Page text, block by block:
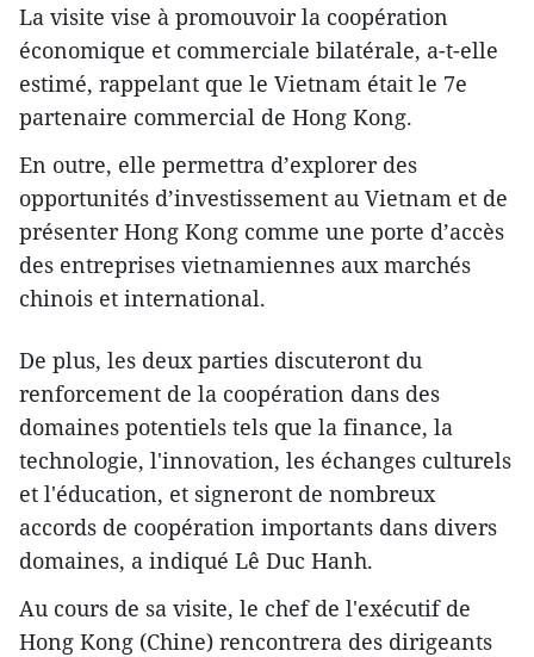
La visite vise à promouvoir la coopération
économique et commerciale bilatérale, a-t-elle
estimé, rappelant que le Vietnam était le 7e
partenaire commercial de Hong Kong.
En outre, elle permettra d’explorer des
opportunités d’investissement au Vietnam et de
présenter Hong Kong comme une porte d’accès
des entreprises vietnamiennes aux marchés
chinois et international.
De plus, les deux parties discuteront du
renforcement de la coopération dans des
domaines potentiels tels que la finance, la
technologie, l'innovation, les échanges culturels
et l'éducation, et signeront de nombreux
accords de coopération importants dans divers
domaines, a indiqué Lê Duc Hanh.
Au cours de sa visite, le chef de l'exécutif de
Hong Kong (Chine) rencontrera des dirigeants